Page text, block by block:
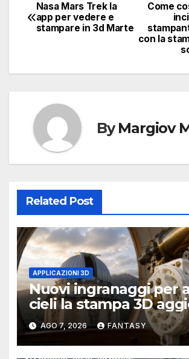
Navigazione
articoli
Come
con la
Nasa Mars Trek la
app per vedere e
stampare in 3d Marte
ByMargiov
Related Post
APPLICAZIONI 3D
Nuovi ingranaggi per
cieli la stampa 3D
un osservatorio del
University of
Little Rock
AGO 7, 2026 FANTASY